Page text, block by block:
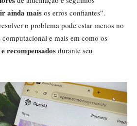
ainda mais os erros confiantes”.
o problema pode estar menos no
e mais em como os
recompensados durante seu